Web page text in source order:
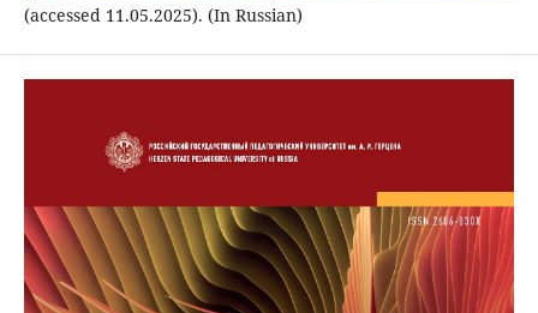
(accessed 11.05.2025). (In Russian)